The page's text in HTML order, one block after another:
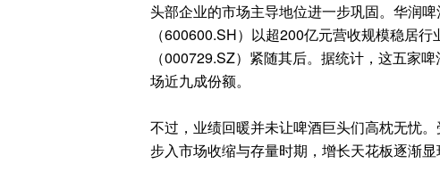
头部企业的市场主导地位进一步巩固。华润
（600600.SH）以超200亿元营收规模稳居
（000729.SZ）紧随其后。据统计，这五家
场近九成份额。
不过，业绩回暖并未让啤酒巨头们高枕无忧
步入市场收缩与存量时期，增长天花板逐渐显